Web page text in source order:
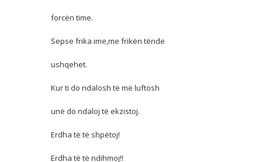
forcën time.
Sepse frika ime,me frikën tënde
ushqehet.
Kur ti do ndalosh të më luftosh
unë do ndaloj të ekzistoj.
Erdha të të shpëtoj!
Erdha të të ndihmoj!!